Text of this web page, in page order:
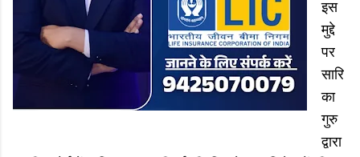
इस
मुद्दे
पर
सारि
का
गुरु
द्वारा